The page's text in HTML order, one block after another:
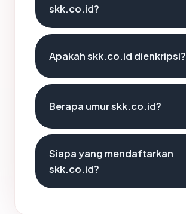
skk.co.id?
Apakah skk.co.id dienkripsi?
Berapa umur skk.co.id?
Siapa yang mendaftarkan
skk.co.id?